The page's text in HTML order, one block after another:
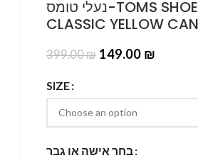
נעלי טומס-TOMS SHOES –
CLASSIC YELLOW
399.00₪ 149.00 ₪
SIZE
בחר אישה או גבר